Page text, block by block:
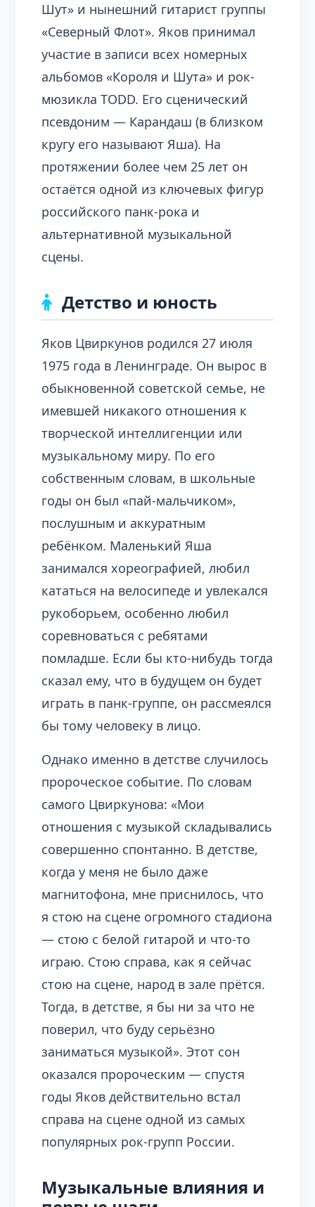
Шут» и нынешний гитарист группы
«Северный Флот». Яков принимал
участие в записи всех номерных
альбомов «Короля и Шута» и рок-
мюзикла TODD. Его сценический
псевдоним — Карандаш (в близком
кругу его называют Яша). На
протяжении более чем 25 лет он
остаётся одной из ключевых фигур
российского панк-рока и
альтернативной музыкальной
сцены.
Детство и юность
Яков Цвиркунов родился 27 июля
1975 года в Ленинграде. Он вырос в
обыкновенной советской семье, не
имевшей никакого отношения к
творческой интеллигенции или
музыкальному миру. По его
собственным словам, в школьные
годы он был «пай-мальчиком»,
послушным и аккуратным
ребёнком. Маленький Яша
занимался хореографией, любил
кататься на велосипеде и увлекался
рукоборьем, особенно любил
соревноваться с ребятами
помладше. Если бы кто-нибудь тогда
сказал ему, что в будущем он будет
играть в панк-группе, он рассмеялся
бы тому человеку в лицо.
Однако именно в детстве случилось
пророческое событие. По словам
самого Цвиркунова: «Мои
отношения с музыкой складывались
совершенно спонтанно. В детстве,
когда у меня не было даже
магнитофона, мне приснилось, что
я стою на сцене огромного стадиона
— стою с белой гитарой и что-то
играю. Стою справа, как я сейчас
стою на сцене, народ в зале прётся.
Тогда, в детстве, я бы ни за что не
поверил, что буду серьёзно
заниматься музыкой». Этот сон
оказался пророческим — спустя
годы Яков действительно встал
справа на сцене одной из самых
популярных рок-групп России.
Музыкальные влияния и